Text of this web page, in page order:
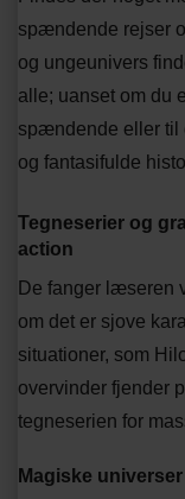
spændende rejser
og ungeunivers
alle; uanset om du
spændende eller til
og fantasifulde
Tegneserier og
action
De fanger læseren
om det er sjove
situationer, som
overvinder fjender
tegneserien for
Magiske universer